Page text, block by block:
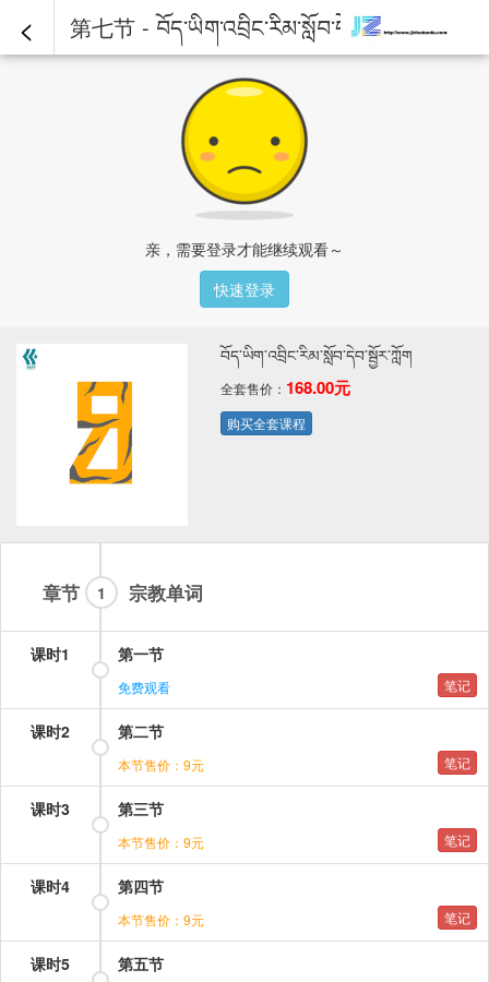
< 第七节 - བོད་ཡིག་འབྲིང་རིམ་སློབ་དེབ་སྦྱོར་ཀློག
亲，需要登录才能继续观看～
快速登录
བོད་ཡིག་འབྲིང་རིམ་སློབ་དེབ་སྦྱོར་ཀློག
全套售价： 168.00元
购买全套课程
章节 宗教单词
1
课时1 第一节
免费观看 笔记
课时2 第二节
本节售价：9元 笔记
课时3 第三节
本节售价：9元 笔记
课时4 第四节
本节售价：9元 笔记
课时5 第五节